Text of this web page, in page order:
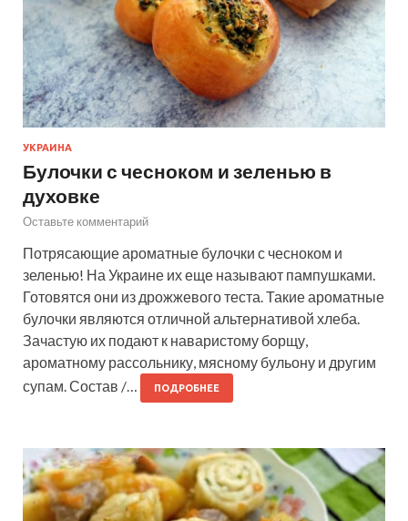
УКРАИНА
Булочки с чесноком и зеленью в
духовке
Оставьте комментарий
Потрясающие ароматные булочки с чесноком и
зеленью! На Украине их еще называют пампушками.
Готовятся они из дрожжевого теста. Такие ароматные
булочки являются отличной альтернативой хлеба.
Зачастую их подают к наваристому борщу,
ароматному рассольнику, мясному бульону и другим
супам. Состав /…
ПОДРОБНЕЕ